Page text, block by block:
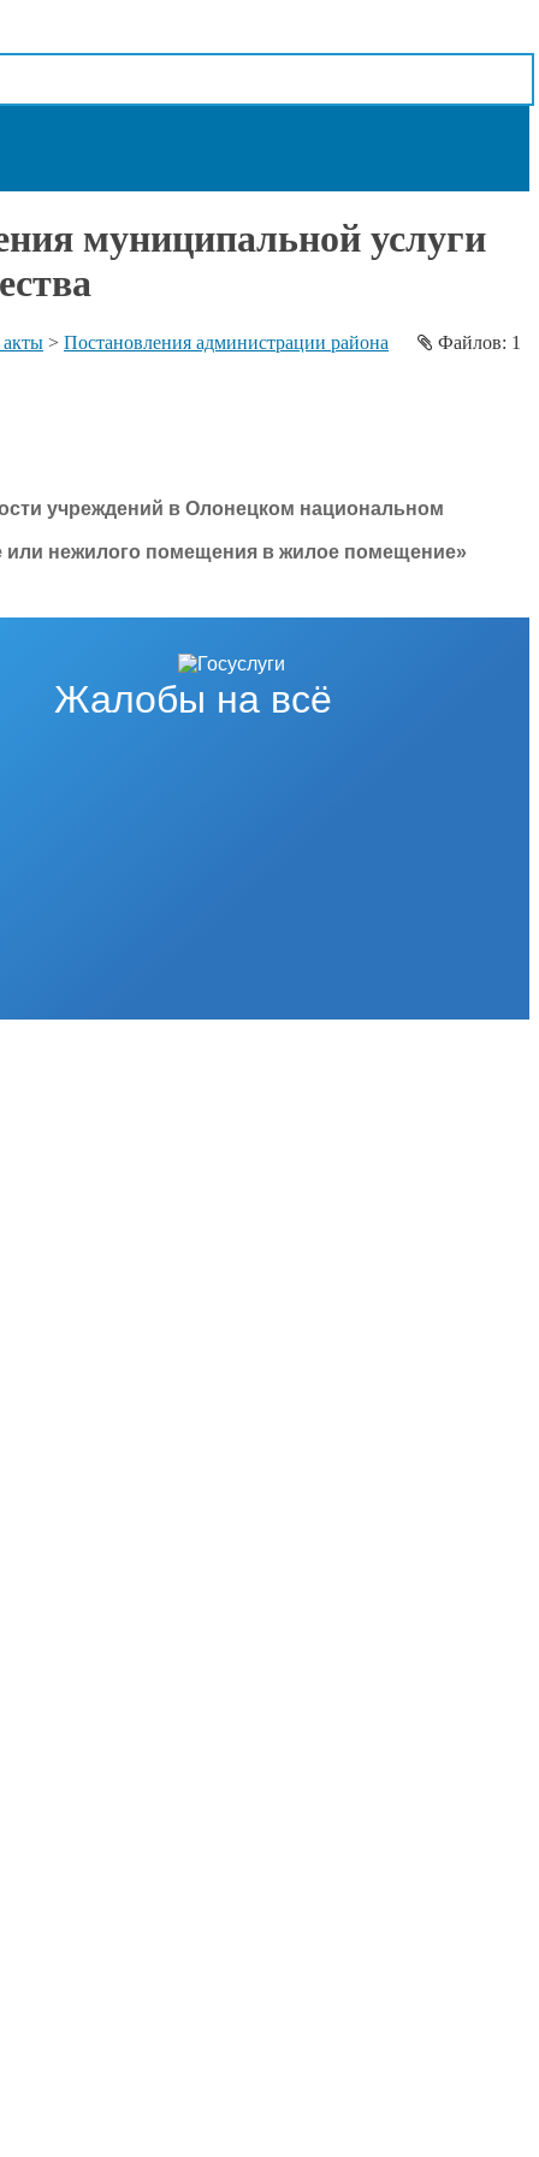
муниципальной услуги
> Постановления администрации района Файлов: 1
учреждений в Олонецком национальном
нежилого помещения в жилое помещение»
Жалобы на всё